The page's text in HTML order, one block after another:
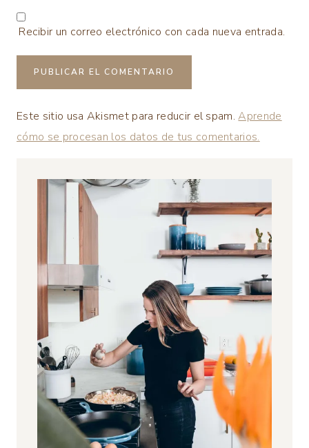
Recibir un correo electrónico con cada nueva entrada.
Este sitio usa Akismet para reducir el spam.Aprende
cómo se procesan los datos de tus comentarios.